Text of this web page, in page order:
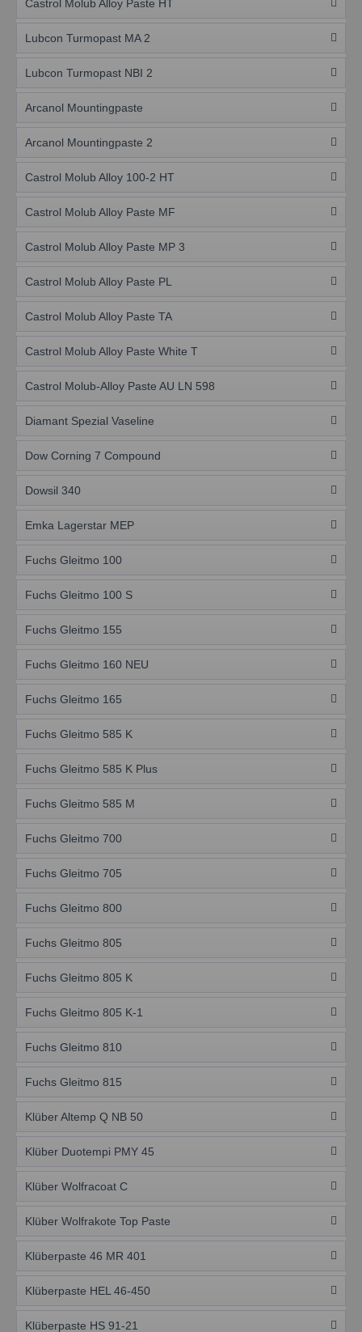
Castrol Molub Alloy Paste HT
Lubcon Turmopast MA 2
Lubcon Turmopast NBI 2
Arcanol Mountingpaste
Arcanol Mountingpaste 2
Castrol Molub Alloy 100-2 HT
Castrol Molub Alloy Paste MF
Castrol Molub Alloy Paste MP 3
Castrol Molub Alloy Paste PL
Castrol Molub Alloy Paste TA
Castrol Molub Alloy Paste White T
Castrol Molub-Alloy Paste AU LN 598
Diamant Spezial Vaseline
Dow Corning 7 Compound
Dowsil 340
Emka Lagerstar MEP
Fuchs Gleitmo 100
Fuchs Gleitmo 100 S
Fuchs Gleitmo 155
Fuchs Gleitmo 160 NEU
Fuchs Gleitmo 165
Fuchs Gleitmo 585 K
Fuchs Gleitmo 585 K Plus
Fuchs Gleitmo 585 M
Fuchs Gleitmo 700
Fuchs Gleitmo 705
Fuchs Gleitmo 800
Fuchs Gleitmo 805
Fuchs Gleitmo 805 K
Fuchs Gleitmo 805 K-1
Fuchs Gleitmo 810
Fuchs Gleitmo 815
Klüber Altemp Q NB 50
Klüber Duotempi PMY 45
Klüber Wolfracoat C
Klüber Wolfrakote Top Paste
Klüberpaste 46 MR 401
Klüberpaste HEL 46-450
Klüberpaste HS 91-21